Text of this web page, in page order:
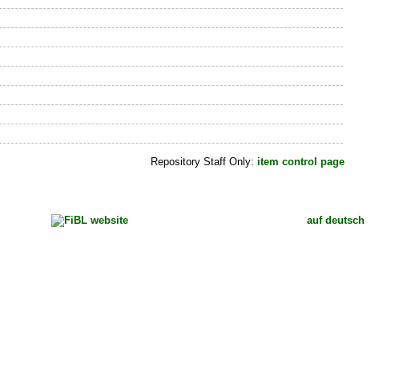
Repository Staff Only: item control page
auf deutsch